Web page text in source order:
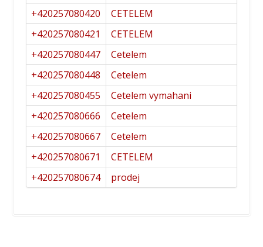
+420257080420
CETELEM
+420257080421
CETELEM
+420257080447
Cetelem
+420257080448
Cetelem
+420257080455
Cetelem vymahani
+420257080666
Cetelem
+420257080667
Cetelem
+420257080671
CETELEM
+420257080674
prodej